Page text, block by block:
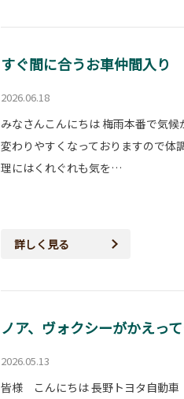
すぐ間に合うお車仲間入り
2026.06.18
みなさんこんにちは 梅雨本番で気候
変わりやすくなっておりますので体
理にはくれぐれも気を…
詳しく見る
ノア、ヴォクシーがかえって
2026.05.13
皆様 こんにちは 長野トヨタ自動車